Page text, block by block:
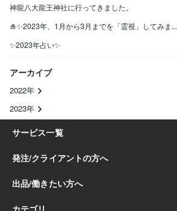
神龍八大龍王神社に行ってきました。
🎍✨2023年、1月から3月までを「霊視」してみま...
✨2023年占い✨
アーカイブ
2022年
2023年